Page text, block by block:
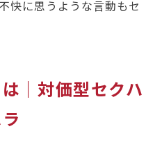
快に思うような言動もセ
｜対価型セクハ